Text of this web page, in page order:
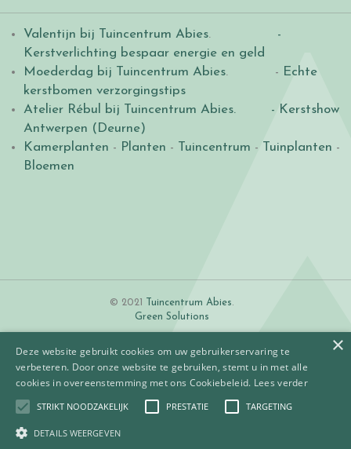
Valentijn bij Tuincentrum Abies.
-
Kerstverlichting bespaar energie en geld
Moederdag bij Tuincentrum Abies. - Echte
kerstbomen verzorgingstips
Atelier Rébul bij Tuincentrum Abies.
- Kerstshow
Antwerpen (Deurne)
Kamerplanten - Planten - Tuincentrum - Tuinplanten -
Bloemen
© 2021 Tuincentrum Abies.
Green Solutions
Algemene voorwaarden
×
Deze website gebruikt cookies om uw gebruikerservaring te
verbeteren. Door onze website te gebruiken, stemt u in met alle
cookies in overeenstemming met ons Cookiebeleid. Lees verder
STRIKT NOODZAKELIJK PRESTATIE TARGETING
DETAILS WEERGEVEN